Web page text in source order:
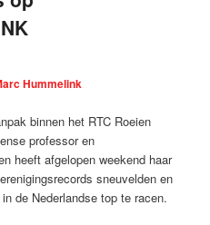
Hummelink
binnen het RTC Roeien
professor en
heeft afgelopen weekend haar
sneuvelden en
de Nederlandse top te racen.